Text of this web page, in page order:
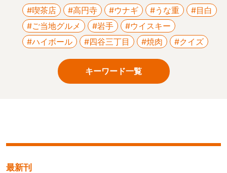
#喫茶店 #高円寺 #ウナギ #うな重
#目白
#ご当地グルメ
#岩手
#ウイスキー
#ハイボール
#四谷三丁目 #焼肉 #クイズ
キーワード一覧
最新刊